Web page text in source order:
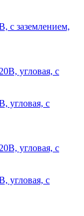
с заземлением,
угловая, с
угловая, с